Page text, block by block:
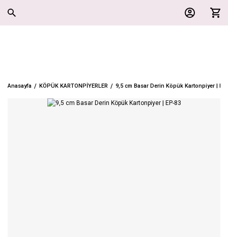
Anasayfa KÖPÜK KARTONPİYERLER 9,5 cm Basar Derin Köpük Kartonpiyer |